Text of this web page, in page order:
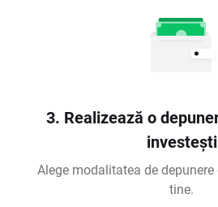
3. Realizează o
investești
Alege modalitatea de
tine.